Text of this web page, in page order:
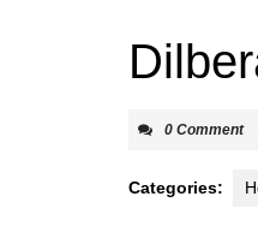
0 Comment
Categories: